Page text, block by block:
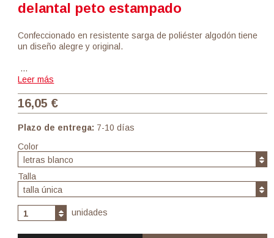
delantal peto estampado
Confeccionado en resistente sarga de poliéster algodón tiene
un diseño alegre y original.
…
Leer más
16,05 €
Plazo de entrega: 7-10 días
Color
letras blanco
Talla
talla única
1 unidades